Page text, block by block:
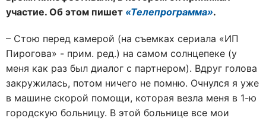
участие. Об этом пишет «Телепрограмма».
– Стою перед камерой (на съемках сериала «ИП
Пирогова» - прим. ред.) на самом солнцепеке (у
меня как раз был диалог с партнером). Вдруг голова
закружилась, потом ничего не помню. Очнулся я уже
в машине скорой помощи, которая везла меня в 1-ю
городскую больницу. В этой больнице все мои